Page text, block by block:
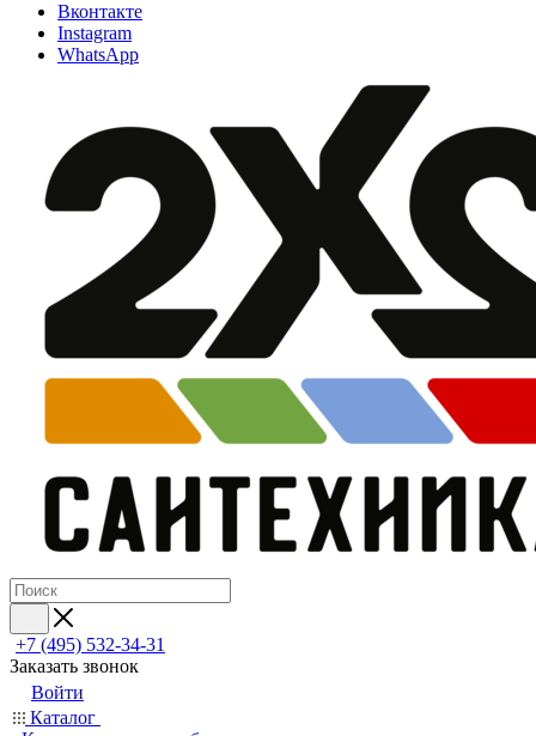
Вконтакте
Instagram
WhatsApp
+7 (495) 532‑34‑31
Заказать звонок
Войти
Каталог